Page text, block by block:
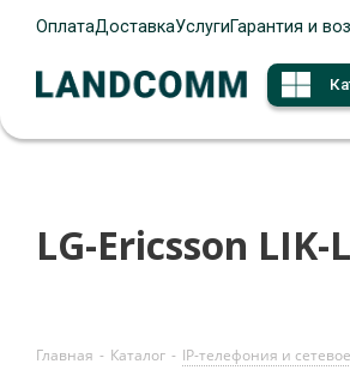
ОплатаДоставкаУслугиГарантия и
LG-Ericsson LIK-
Главная - Каталог - IP-телефония и